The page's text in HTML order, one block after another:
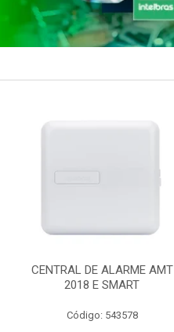
CENTRAL DE ALARME AMT
2018 E SMART
Código: 543578